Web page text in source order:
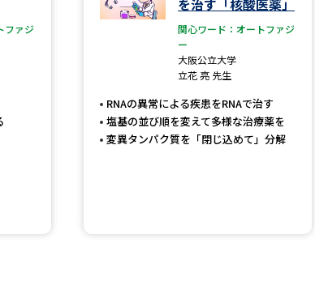
大学入学共通テスト「受験案内」の請求
大学入学共通テスト「受験上の配慮案内」の請求
小学校教員資格認定試験
高等学校（情報）教員資格認定試験
ファジ
を治す「核酸医薬」
関心ワード：オートファジ
ー
大阪公立大学
立花 亮 先生
RNAの異常による疾患をRNAで治す
塩基の並び順を変えて多様な治療薬を
変異タンパク質を「閉じ込めて」分解